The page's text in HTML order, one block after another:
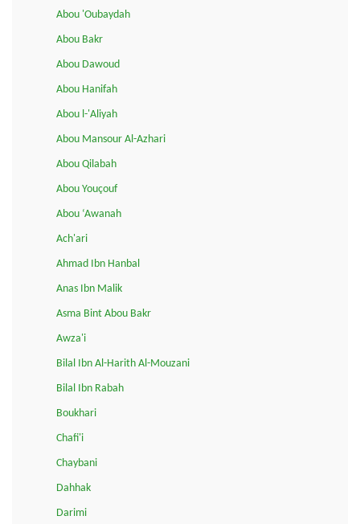
Abou 'Oubaydah
Abou Bakr
Abou Dawoud
Abou Hanifah
Abou l-'Aliyah
Abou Mansour Al-Azhari
Abou Qilabah
Abou Youçouf
Abou ‘Awanah
Ach'ari
Ahmad Ibn Hanbal
Anas Ibn Malik
Asma Bint Abou Bakr
Awza'i
Bilal Ibn Al-Harith Al-Mouzani
Bilal Ibn Rabah
Boukhari
Chafi'i
Chaybani
Dahhak
Darimi